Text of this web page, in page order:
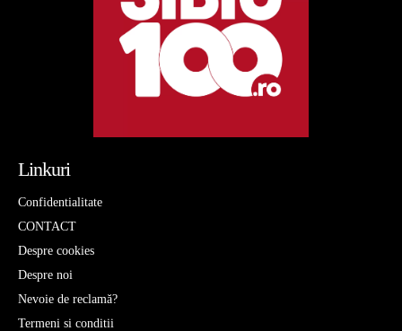
Linkuri
Confidentialitate
CONTACT
Despre cookies
Despre noi
Nevoie de reclamă?
Termeni si conditii